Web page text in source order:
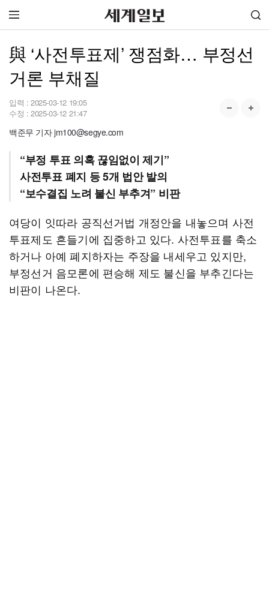
與 ‘사전투표제’ 쟁점화… 부정선
거론 부채질
입력 : 2025-03-12 19:05
수정 : 2025-03-12 21:47
백준무 기자 jm100@segye.com
“부정 투표 의혹 끊임없이 제기”
사전투표 폐지 등 5개 법안 발의
“보수결집 노려 불신 부추겨” 비판
여당이 잇따라 공직선거법 개정안을 내놓으며 사전
투표제도 흔들기에 집중하고 있다. 사전투표를 축소
하거나 아예 폐지하자는 주장을 내세우고 있지만,
부정선거 음모론에 편승해 제도 불신을 부추긴다는
비판이 나온다.